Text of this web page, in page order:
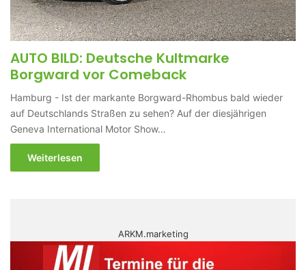
AUTO BILD: Deutsche Kultmarke
Borgward vor Comeback
Hamburg - Ist der markante Borgward-Rhombus bald wieder
auf Deutschlands Straßen zu sehen? Auf der diesjährigen
Geneva International Motor Show…
Weiterlesen
ARKM.marketing